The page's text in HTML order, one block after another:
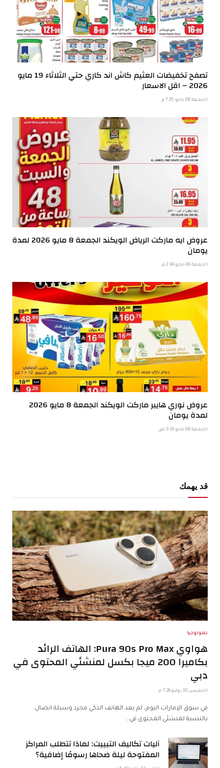
تصفح تخفيضات العثيم كاش اند كاري حتي الثلاثاء 19 مايو
2026 – اقل الاسعار
الجمعة 08 مايو 7:35 م
عروض ايه ماركت الرياض الويكند الجمعة 8 مايو 2026 لمدة
يومان
الجمعة 08 مايو 2:34 م
عروض نوري هايبر ماركت الويكند الجمعة 8 مايو 2026
لمدة يومان
الجمعة 08 مايو 9:33 ص
قد يهمك
تكنولوجيا
هواوي Pura 90s Pro Max: الهاتف الرائد
بكاميرا 200 ميجا بكسل لمنشئي المحتوى في
دبي
الخميس 30 يوليو 7:26 م
في سوق الإمارات اليوم، لم يعد الهاتف الذكي مجرد وسيلة اتصال.
بالنسبة لمنشئي المحتوى في…
آليات تكاليف التبييت: لماذا تتطلب المراكز
المفتوحة ليلة ضحاها رسومًا إضافية؟